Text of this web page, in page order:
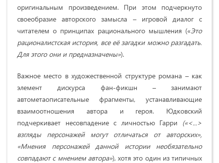
оригинальным произведением. При этом подчеркнуто
своеобразие авторского замысла – игровой диалог с
читателем о принципах рационального мышления («Это
рационалистская история, все её загадки можно разгадать.
Для этого они и предназначены»).
Важное место в художественной структуре романа – как
элемент дискурса фан-фикшн – занимают
автометаописательные фрагменты, устанавливающие
взаимоотношения автора и героя. Юдковский
подчеркивает несовпадение с личностью Гарри («<...>
взгляды персонажей могут отличаться от авторских»,
«Мнения персонажей данной истории необязательно
совпадают с мнением автора»), хотя это один из типичных